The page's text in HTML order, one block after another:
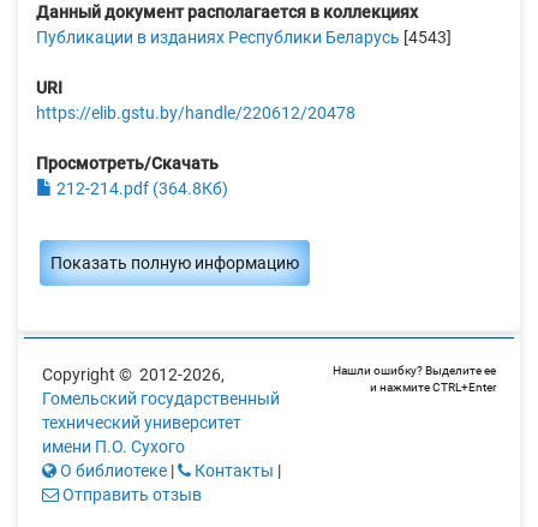
Данный документ располагается в коллекциях
Публикации в изданиях Республики Беларусь [4543]
URI
https://elib.gstu.by/handle/220612/20478
Просмотреть/Скачать
212-214.pdf (364.8Кб)
Показать полную информацию
Copyright © 2012-2026,
Гомельский государственный
технический университет
имени П.О. Сухого
О библиотеке | Контакты |
Отправить отзыв
Нашли ошибку? Выделите ее
и нажмите CTRL+Enter